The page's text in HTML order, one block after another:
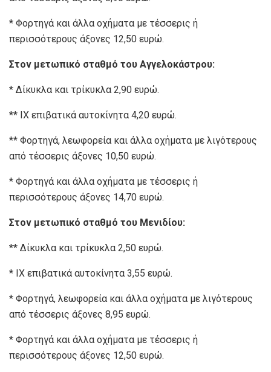
* Φορτηγά και άλλα οχήματα με τέσσερις ή
περισσότερους άξονες 12,50 ευρώ.
Στον μετωπικό σταθμό του Αγγελοκάστρου:
* Δίκυκλα και τρίκυκλα 2,90 ευρώ.
** ΙΧ επιβατικά αυτοκίνητα 4,20 ευρώ.
** Φορτηγά, λεωφορεία και άλλα οχήματα με λιγότερους
από τέσσερις άξονες 10,50 ευρώ.
* Φορτηγά και άλλα οχήματα με τέσσερις ή
περισσότερους άξονες 14,70 ευρώ.
Στον μετωπικό σταθμό του Μενιδίου:
** Δίκυκλα και τρίκυκλα 2,50 ευρώ.
* ΙΧ επιβατικά αυτοκίνητα 3,55 ευρώ.
* Φορτηγά, λεωφορεία και άλλα οχήματα με λιγότερους
από τέσσερις άξονες 8,95 ευρώ.
* Φορτηγά και άλλα οχήματα με τέσσερις ή
περισσότερους άξονες 12,50 ευρώ.